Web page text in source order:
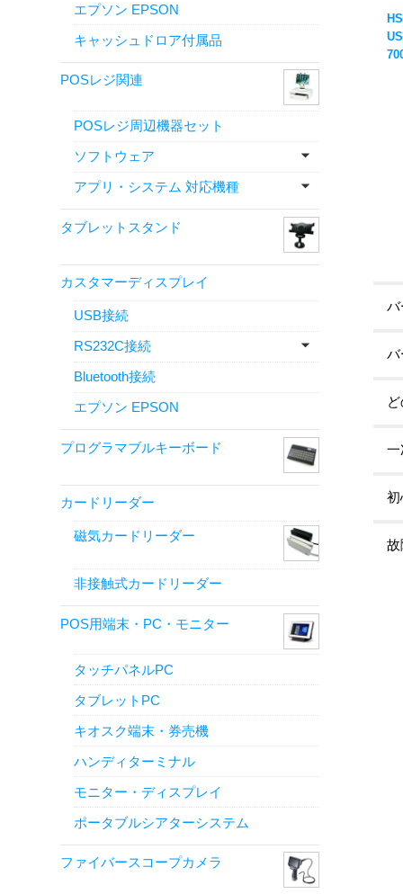
バ
バ
一
初
故
エプソン EPSON
キャッシュドロア付属品
POSレジ関連
POSレジ周辺機器セット
ソフトウェア
アプリ・システム 対応機種
タブレットスタンド
カスタマーディスプレイ
USB接続
RS232C接続
Bluetooth接続
エプソン EPSON
プログラマブルキーボード
カードリーダー
磁気カードリーダー
非接触式カードリーダー
POS用端末・PC・モニター
タッチパネルPC
タブレットPC
キオスク端末・券売機
ハンディターミナル
モニター・ディスプレイ
ポータブルシアターシステム
ファイバースコープカメラ